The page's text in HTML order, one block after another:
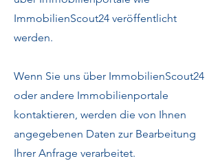
ImmobilienScout24 veröffentlicht
werden.
Wenn Sie uns über ImmobilienScout24
oder andere Immobilienportale
kontaktieren, werden die von Ihnen
angegebenen Daten zur Bearbeitung
Ihrer Anfrage verarbeitet.